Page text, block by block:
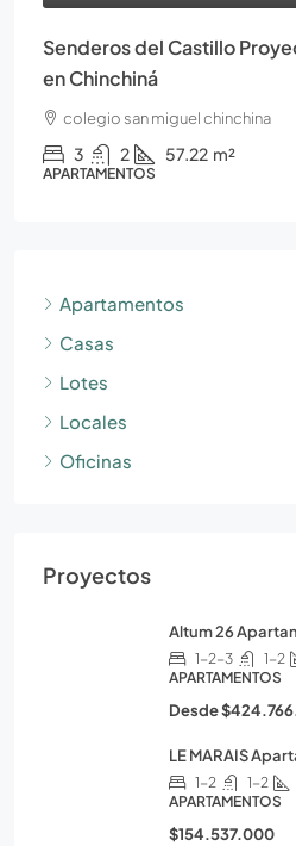
Senderos del Castillo
en Chinchiná
colegio san miguel chinchina
3 2 57.22 m²
APARTAMENTOS
Apartamentos
Casas
Lotes
Locales
Oficinas
Proyectos
Altum 26
1-2-3 1-2
APARTAMENTOS
Desde
LE MARAIS
1-2 1-2
APARTAMENTOS
$154.537.000